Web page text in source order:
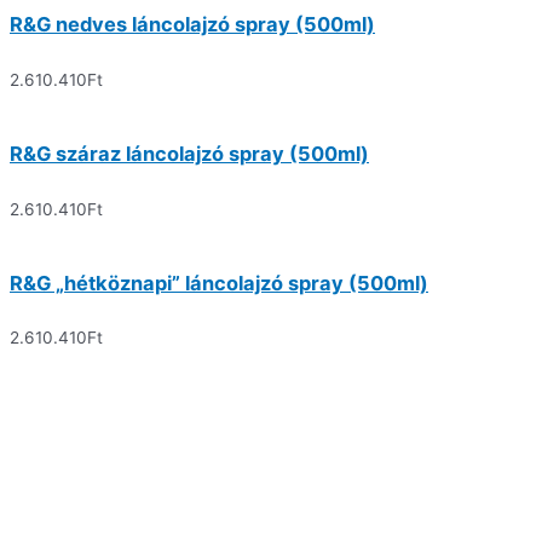
R&G nedves láncolajzó spray (500ml)
2.610.410Ft
R&G száraz láncolajzó spray (500ml)
2.610.410Ft
R&G „hétköznapi” láncolajzó spray (500ml)
2.610.410Ft